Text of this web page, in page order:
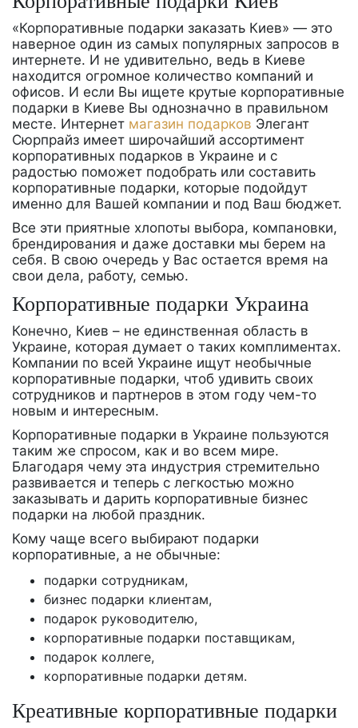
«Корпоративные подарки заказать Киев» — это
наверное один из самых популярных запросов в
интернете. И не удивительно, ведь в Киеве
находится огромное количество компаний и
офисов. И если Вы ищете крутые корпоративные
подарки в Киеве Вы однозначно в правильном
месте. Интернет магазин подарков Элегант
Сюрпрайз имеет широчайший ассортимент
корпоративных подарков в Украине и с
радостью поможет подобрать или составить
корпоративные подарки, которые подойдут
именно для Вашей компании и под Ваш бюджет.
Все эти приятные хлопоты выбора, компановки,
брендирования и даже доставки мы берем на
себя. В свою очередь у Вас остается время на
свои дела, работу, семью.
Корпоративные подарки Украина
Конечно, Киев – не единственная область в
Украине, которая думает о таких комплиментах.
Компании по всей Украине ищут необычные
корпоративные подарки, чтоб удивить своих
сотрудников и партнеров в этом году чем-то
новым и интересным.
Корпоративные подарки в Украине пользуются
таким же спросом, как и во всем мире.
Благодаря чему эта индустрия стремительно
развивается и теперь с легкостью можно
заказывать и дарить корпоративные бизнес
подарки на любой праздник.
Кому чаще всего выбирают подарки
корпоративные, а не обычные:
подарки сотрудникам,
бизнес подарки клиентам,
подарок руководителю,
корпоративные подарки поставщикам,
подарок коллеге,
корпоративные подарки детям.
Креативные корпоративные подарки